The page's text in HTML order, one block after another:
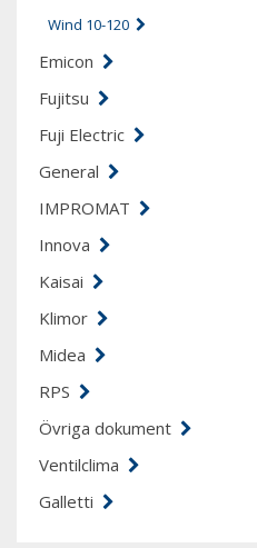
Wind 10-120
Emicon
Fujitsu
Fuji Electric
General
IMPROMAT
Innova
Kaisai
Klimor
Midea
RPS
Övriga dokument
Ventilclima
Galletti